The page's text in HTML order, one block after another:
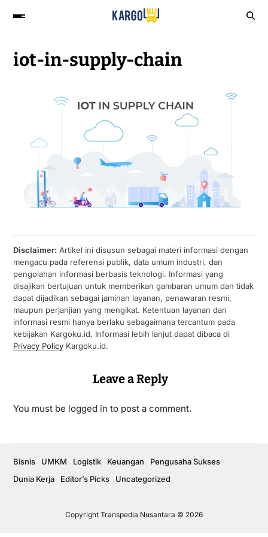
iot-in-supply-chain
Disclaimer:Artikel ini disusun sebagai materi informasi dengan
mengacu pada referensi publik, data umum industri, dan
pengolahan informasi berbasis teknologi. Informasi yang
disajikan bertujuan untuk memberikan gambaran umum dan tidak
dapat dijadikan sebagai jaminan layanan, penawaran resmi,
maupun perjanjian yang mengikat. Ketentuan layanan dan
informasi resmi hanya berlaku sebagaimana tercantum pada
kebijakan Kargoku.id. Informasi lebih lanjut dapat dibaca di
Privacy PolicyKargoku.id.
Leave a Reply
You must be logged in to post a comment.
Copyright Transpedia Nusantara © 2026
Bisnis UMKM Logistik Keuangan
Pengusaha Sukses
Dunia Kerja
Editor’s Picks Uncategorized